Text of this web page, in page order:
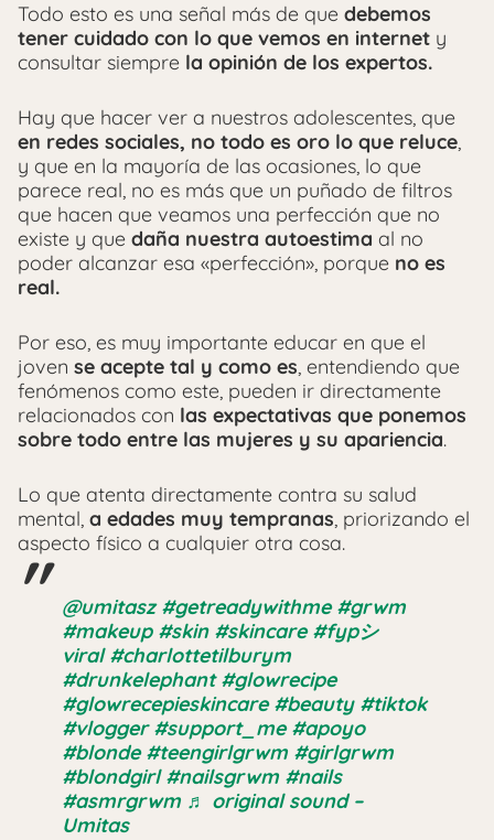
Todo esto es una señal más de que debemos
tener cuidado con lo que vemos en internet y
consultar siempre la opinión de los expertos.
Hay que hacer ver a nuestros adolescentes, que
en redes sociales, no todo es oro lo que reluce,
y que en la mayoría de las ocasiones, lo que
parece real, no es más que un puñado de filtros
que hacen que veamos una perfección que no
existe y que daña nuestra autoestima al no
poder alcanzar esa «perfección», porque no es
real.
Por eso, es muy importante educar en que el
joven se acepte tal y como es, entendiendo que
fenómenos como este, pueden ir directamente
relacionados con las expectativas que ponemos
sobre todo entre las mujeres y su apariencia.
Lo que atenta directamente contra su salud
mental, a edades muy tempranas, priorizando el
aspecto físico a cualquier otra cosa.
@umitasz #getreadywithme #grwm
#makeup #skin #skincare #fypシ゚
viral #charlottetilburym
#drunkelephant #glowrecipe
#glowrecepieskincare #beauty #tiktok
#vlogger #support_me #apoyo
#blonde #teengirlgrwm #girlgrwm
#blondgirl #nailsgrwm #nails
#asmrgrwm ♬ original sound –
Umitas